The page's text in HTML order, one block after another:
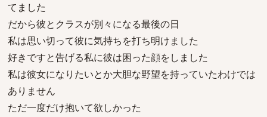
てました
だから彼とクラスが別々になる最後の日
私は思い切って彼に気持ちを打ち明けました
好きですと告げる私に彼は困った顔をしました
私は彼女になりたいとか大胆な野望を持っていたわけでは
ありません
ただ一度だけ抱いて欲しかった